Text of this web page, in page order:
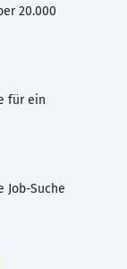
20.000
für ein
Job-Suche